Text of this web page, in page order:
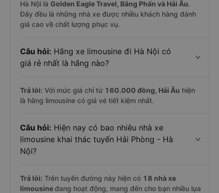
Hà Nội là Golden Eagle Travel, Bằng Phấn và Hải Âu.
Đây đều là những nhà xe được nhiều khách hàng đánh
giá cao về chất lượng phục vụ.
Câu hỏi: Hãng xe limousine đi Hà Nội có
giá rẻ nhất là hãng nào?
Trả lời: Với mức giá chỉ từ 160.000 đồng, Hải Âu hiện
là hãng limousine có giá vé tiết kiệm nhất.
Câu hỏi: Hiện nay có bao nhiêu nhà xe
limousine khai thác tuyến Hải Phòng - Hà
Nội?
Trả lời: Trên tuyến đường này hiện có 18 nhà xe
limousineđang hoạt động, mang đến cho bạn nhiều lựa